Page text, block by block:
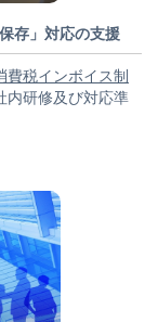
存」対応の支援
費税インボイス制
内研修及び対応準